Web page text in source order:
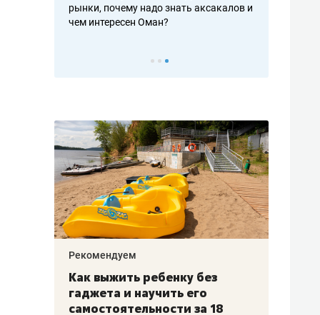
рынки, почему надо знать аксакалов и
чем интересен Оман?
–
Рекомендуем
Как выжить ребенку без
гаджета и научить его
самостоятельности за 18